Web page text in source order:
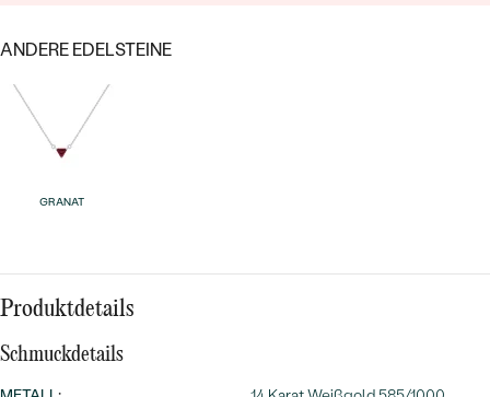
Eheringe
GOLD
SCHMUCK MIT LAB GROWN
DIAMANTEN
PERLENSCHMUCK
NACH STYL
SYMBOLISCH
MINIMALISTISCH
LUXURIÖSE
ANDERE EDELSTEINE
GRANAT
Produktdetails
Schmuckdetails